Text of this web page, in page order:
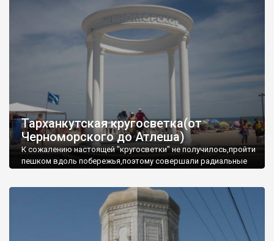
Тарханкутская кругосветка(от
Черноморского до Атлеша)
К сожалению настоящей "кругосветки" не получилось,пройти
пешком вдоль побережья,поэтому совершали радиальные